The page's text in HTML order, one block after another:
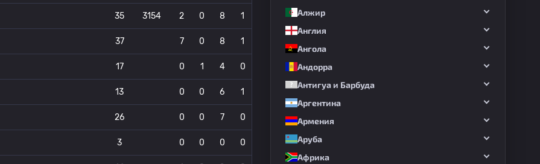
35 3154 2 0 8 1
37 7 0 8 1
17 0 1 4 0
13 0 0 6 1
26 0 0 7 0
3 0 0 0 0
Алжир
Англия
Ангола
Андорра
Антигуа и Барбуда
Аргентина
Армения
Аруба
Африка